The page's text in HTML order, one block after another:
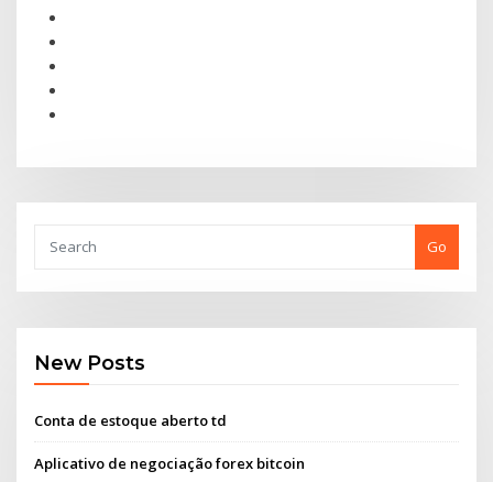
Go
New Posts
Conta de estoque aberto td
Aplicativo de negociação forex bitcoin